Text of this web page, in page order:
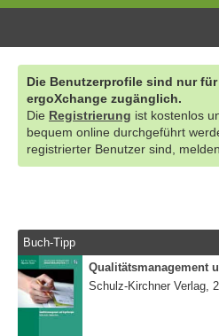
Die Benutzerprofile sind nur
ergoXchange zugänglich.
Die Registrierung ist kostenlos
bequem online durchgeführt
registrierter Benutzer sind,
Buch-Tipp
Qualitätsmanagement
Schulz-Kirchner Verlag,